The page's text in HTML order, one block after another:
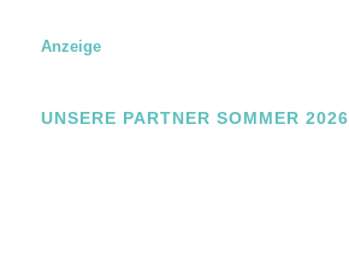
Anzeige
UNSERE PARTNER SOMMER 2026